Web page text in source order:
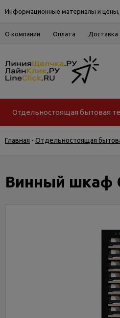
Информационные материалы и цены,
О компании Оплата Доставка
Отдельностоящая бытовая
Главная - Отдельностоящая
Винный шкаф